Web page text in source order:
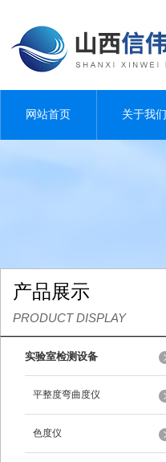
网站首页 关于我们
产品展示
PRODUCT DISPLAY
实验室检测设备
平整度弯曲度仪
色度仪